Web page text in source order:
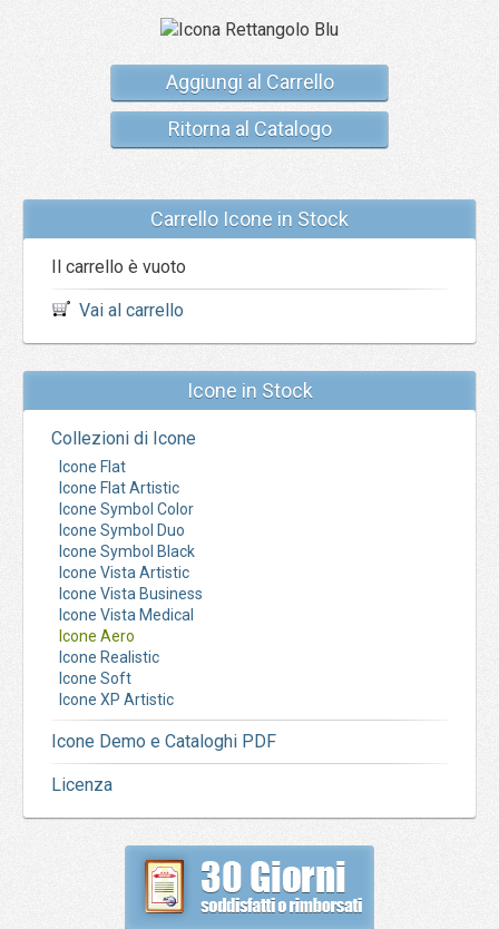
Aggiungi al Carrello
Ritorna al Catalogo
Carrello Icone in Stock
Il carrello è vuoto
Vai al carrello
Icone in Stock
Collezioni di Icone
Icone Flat
Icone Flat Artistic
Icone Symbol Color
Icone Symbol Duo
Icone Symbol Black
Icone Vista Artistic
Icone Vista Business
Icone Vista Medical
Icone Aero
Icone Realistic
Icone Soft
Icone XP Artistic
Icone Demo e Cataloghi PDF
Licenza